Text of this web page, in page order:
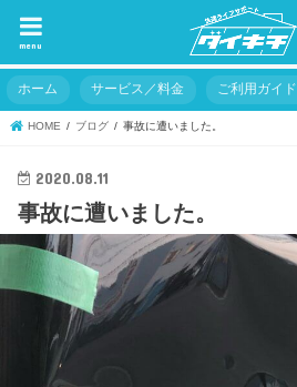
menu
ホーム サービス／料金 ご利用ガイド
HOME ブログ 事故に遭いました。
2020.08.11
事故に遭いました。